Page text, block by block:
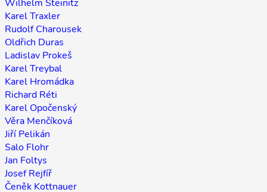
Wilhelm Steinitz
Karel Traxler
Rudolf Charousek
Oldřich Duras
Ladislav Prokeš
Karel Treybal
Karel Hromádka
Richard Réti
Karel Opočenský
Věra Menčíková
Jiří Pelikán
Salo Flohr
Jan Foltys
Josef Rejfíř
Čeněk Kottnauer